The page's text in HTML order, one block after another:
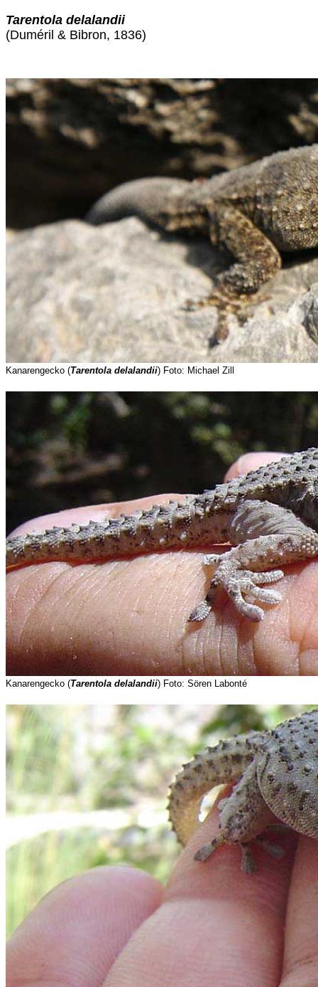
Tarentola delalandii
(Duméril & Bibron, 1836)
Kanarengecko (Tarentola delalandii) Foto: Michael Zill
Kanarengecko (Tarentola delalandii) Foto: Sören Labonté